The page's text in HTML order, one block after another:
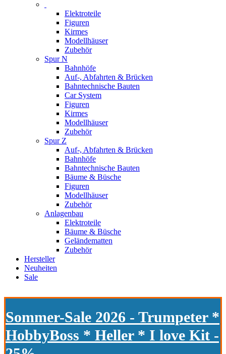
Elektroteile
Figuren
Kirmes
Modellhäuser
Zubehör
Spur N
Bahnhöfe
Auf-, Abfahrten & Brücken
Bahntechnische Bauten
Car System
Figuren
Kirmes
Modellhäuser
Zubehör
Spur Z
Auf-, Abfahrten & Brücken
Bahnhöfe
Bahntechnische Bauten
Bäume & Büsche
Figuren
Modellhäuser
Zubehör
Anlagenbau
Elektroteile
Bäume & Büsche
Geländematten
Zubehör
Hersteller
Neuheiten
Sale
Sommer-Sale 2026 - Trumpeter *
HobbyBoss * Heller * I love Kit -